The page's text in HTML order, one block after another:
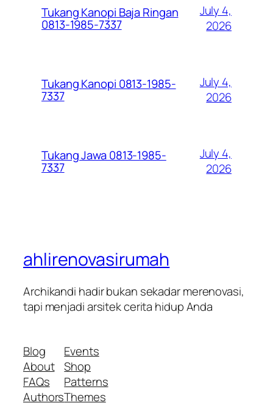
Tukang Kanopi Baja Ringan
0813-1985-7337
July 4,
2026
Tukang Kanopi 0813-1985-
7337
July 4,
2026
Tukang Jawa 0813-1985-
7337
July 4,
2026
ahlirenovasirumah
Archikandi hadir bukan sekadar merenovasi,
tapi menjadi arsitek cerita hidup Anda
Blog
About
FAQs
Authors
Events
Shop
Patterns
Themes